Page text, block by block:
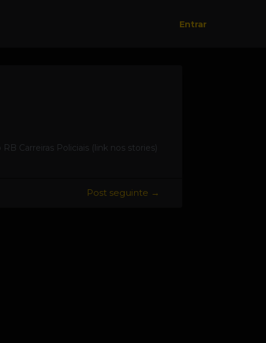
Entrar
Carreiras Policiais (link nos stories)
Post seguinte →